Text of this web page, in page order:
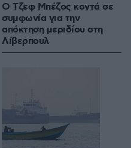
Ο Τζεφ Μπέζος κοντά σε
συμφωνία για την
απόκτηση μεριδίου στη
Λίβερπουλ